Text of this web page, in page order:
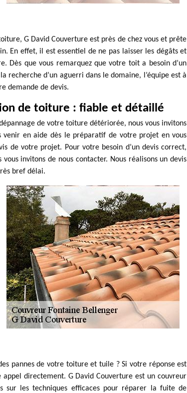
G David Couverture est près de chez vous et prête
En effet, il est essentiel de ne pas laisser les dégâts et
Dès que vous remarquez que votre toit a besoin d’un
recherche d’un aguerri dans le domaine, l’équipe est à
demande de devis.
de toiture : fiable et détaillé
de votre toiture détériorée, nous vous invitons
venir en aide dès le préparatif de votre projet en vous
de votre projet. Pour votre besoin d’un devis correct,
invitons de nous contacter. Nous réalisons un devis
bref délai.
pannes de votre toiture et tuile ? Si votre réponse est
directement. G David Couverture est un couvreur
sur les techniques efficaces pour réparer la fuite de